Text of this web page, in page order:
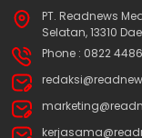
PT. Readnews
Selatan, 13310
Phone : 0822